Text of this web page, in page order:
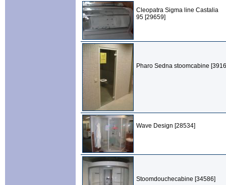
Cleopatra Sigma line Castalia
95 [29659]
Pharo Sedna stoomcabine
Wave Design [28534]
Stoomdouchecabine [34586]